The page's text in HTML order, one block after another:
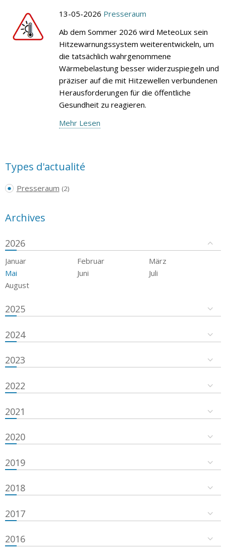
13-05-2026 Presseraum
Ab dem Sommer 2026 wird MeteoLux sein
Hitzewarnungssystem weiterentwickeln, um
die tatsächlich wahrgenommene
Wärmebelastung besser widerzuspiegeln und
präziser auf die mit Hitzewellen verbundenen
Herausforderungen für die öffentliche
Gesundheit zu reagieren.
Mehr Lesen
Types d'actualité
Presseraum (2)
Archives
2026
Januar Februar
März
Mai
Juni
Juli
August
2025
2024
2023
2022
2021
2020
2019
2018
2017
2016